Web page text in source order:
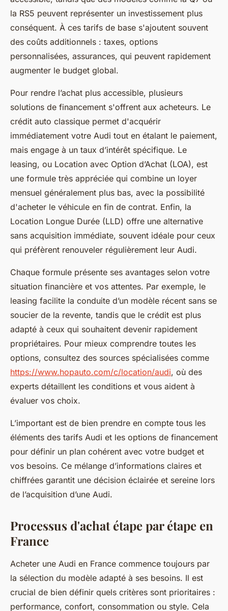
la RS5 peuvent représenter un investissement plus
conséquent. À ces tarifs de base s'ajoutent souvent
des coûts additionnels : taxes, options
personnalisées, assurances, qui peuvent rapidement
augmenter le budget global.
Pour rendre l’achat plus accessible, plusieurs
solutions de financement s'offrent aux acheteurs. Le
crédit auto classique permet d'acquérir
immédiatement votre Audi tout en étalant le paiement,
mais engage à un taux d’intérêt spécifique. Le
leasing, ou Location avec Option d’Achat (LOA), est
une formule très appréciée qui combine un loyer
mensuel généralement plus bas, avec la possibilité
d'acheter le véhicule en fin de contrat. Enfin, la
Location Longue Durée (LLD) offre une alternative
sans acquisition immédiate, souvent idéale pour ceux
qui préfèrent renouveler régulièrement leur Audi.
Chaque formule présente ses avantages selon votre
situation financière et vos attentes. Par exemple, le
leasing facilite la conduite d’un modèle récent sans se
soucier de la revente, tandis que le crédit est plus
adapté à ceux qui souhaitent devenir rapidement
propriétaires. Pour mieux comprendre toutes les
options, consultez des sources spécialisées comme
https://www.hopauto.com/c/location/audi, où des
experts détaillent les conditions et vous aident à
évaluer vos choix.
L’important est de bien prendre en compte tous les
éléments des tarifs Audi et les options de financement
pour définir un plan cohérent avec votre budget et
vos besoins. Ce mélange d’informations claires et
chiffrées garantit une décision éclairée et sereine lors
de l’acquisition d’une Audi.
Processus d'achat étape par étape en
France
Acheter une Audi en France commence toujours par
la sélection du modèle adapté à ses besoins. Il est
crucial de bien définir quels critères sont prioritaires :
performance, confort, consommation ou style. Cela